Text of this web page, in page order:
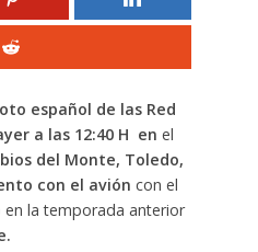
español de las Red
a las 12:40 H en el
del Monte, Toledo,
con el avión con el
en la temporada anterior